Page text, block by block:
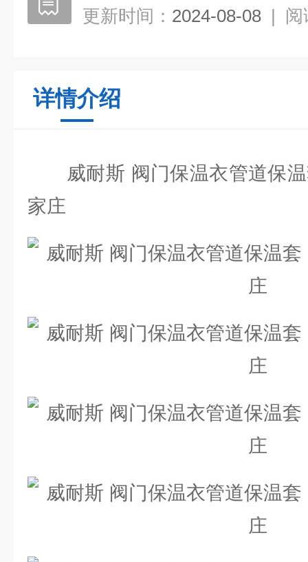
更新时间： 2024-08-08 | 阅
详情介绍
威耐斯 阀门保温衣管道保温
家庄